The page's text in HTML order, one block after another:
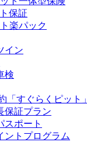
保証
楽パック
イン
検
「すぐらくピット」
保証プラン
スポート
ントプログラム